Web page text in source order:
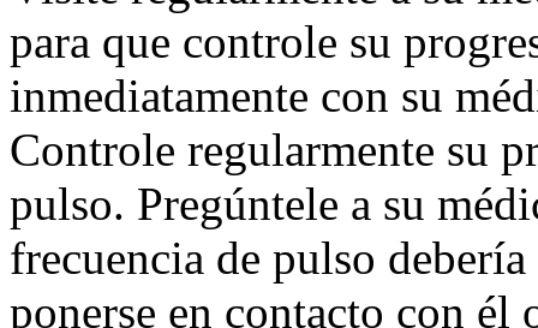
para que controle su
inmediatamente con su
Controle regularmente su
pulso. Pregúntele a su
frecuencia de pulso
ponerse en contacto con él